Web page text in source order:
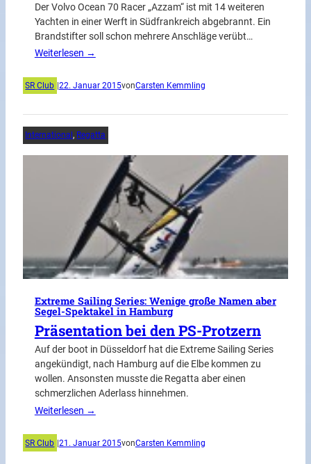
Der Volvo Ocean 70 Racer „Azzam“ ist mit 14 weiteren
Yachten in einer Werft in Südfrankreich abgebrannt. Ein
Brandstifter soll schon mehrere Anschläge verübt…
Weiterlesen →
SR Club 22. Januar 2015vonCarsten Kemmling
International, Regatta
Extreme Sailing Series: Wenige große Namen aber
Segel-Spektakel in Hamburg
Präsentation bei den PS-Protzern
Auf der boot in Düsseldorf hat die Extreme Sailing Series
angekündigt, nach Hamburg auf die Elbe kommen zu
wollen. Ansonsten musste die Regatta aber einen
schmerzlichen Aderlass hinnehmen.
Weiterlesen →
SR Club |21. Januar 2015vonCarsten Kemmling